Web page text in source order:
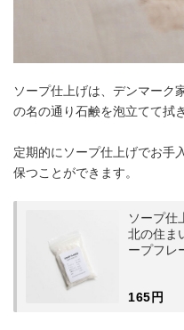
ソープ仕上げは、デンマーク
の名の通り石鹸を泡立てて拭
定期的にソープ仕上げでお手
保つことができます。
ソープ仕
北の住ま
ープフレ
165円